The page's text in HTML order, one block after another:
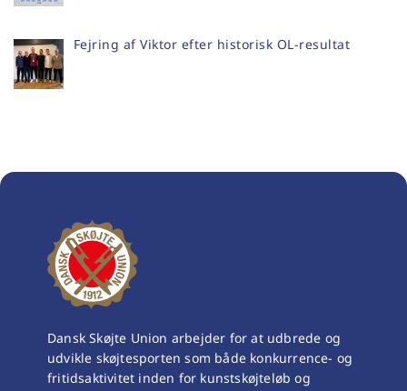
Fejring af Viktor efter historisk OL-resultat
Dansk Skøjte Union arbejder for at udbrede og
udvikle skøjtesporten som både konkurrence- og
fritidsaktivitet inden for kunstskøjteløb og